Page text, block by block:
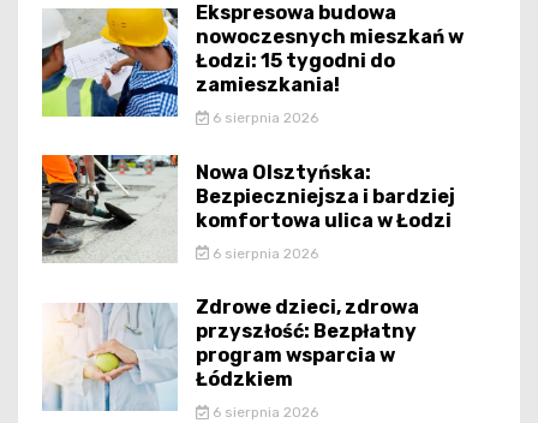
Ekspresowa budowa
nowoczesnych mieszkań w
Łodzi: 15 tygodni do
zamieszkania!
6 sierpnia 2026
Nowa Olsztyńska:
Bezpieczniejsza i bardziej
komfortowa ulica w Łodzi
6 sierpnia 2026
Zdrowe dzieci, zdrowa
przyszłość: Bezpłatny
program wsparcia w
Łódzkiem
6 sierpnia 2026